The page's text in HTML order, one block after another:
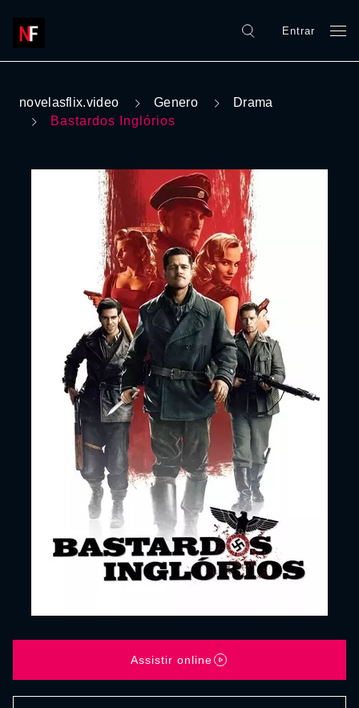
Entrar
novelasflix.video Genero
Drama
Bastardos Inglórios
Assistir online